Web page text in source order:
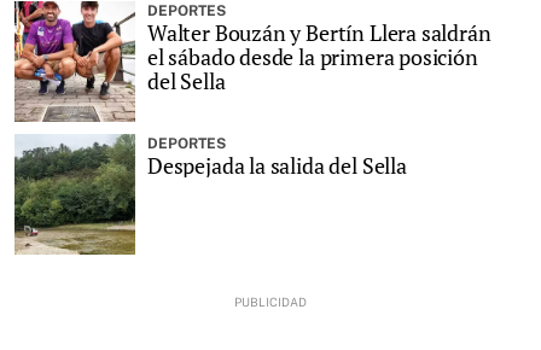
DEPORTES
Walter Bouzán y Bertín Llera saldrán
el sábado desde la primera posición
del Sella
DEPORTES
Despejada la salida del Sella